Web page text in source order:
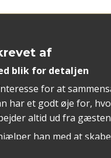
af
blik for detaljen
for at
har et godt øje for,
altid ud fra
han med at
en romantisk ferie på